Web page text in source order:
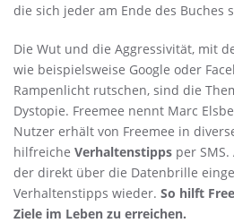
die sich jeder am Ende des Buches
Die Wut und die Aggressivität, mit
wie beispielsweise Google oder
Rampenlicht rutschen, sind die
Dystopie. Freemee nennt Marc
Nutzer erhält von Freemee in
hilfreiche Verhaltenstipps per
der direkt über die Datenbrille
Verhaltenstipps wieder. So hilft
Ziele im Leben zu erreichen.